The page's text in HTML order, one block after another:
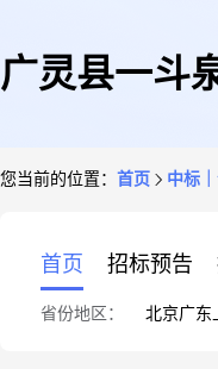
广灵县一斗
您当前的位置： 首页 中标
首页 招标预告
省份地区： 北京广东